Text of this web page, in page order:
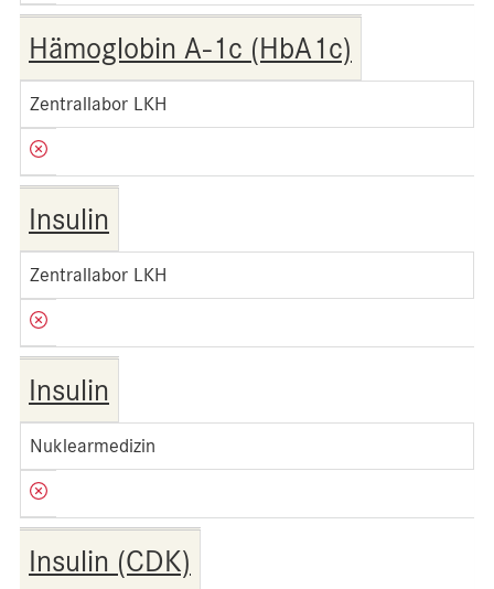
Hämoglobin A-1c (HbA1c)
Zentrallabor LKH
Insulin
Zentrallabor LKH
Insulin
Nuklearmedizin
Insulin (CDK)